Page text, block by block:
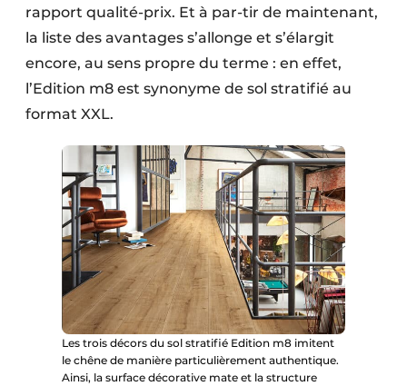
rapport qualité-prix. Et à par-tir de maintenant,
la liste des avantages s’allonge et s’élargit
encore, au sens propre du terme : en effet,
l’Edition m8 est synonyme de sol stratifié au
format XXL.
Les trois décors du sol stratifié Edition m8 imitent
le chêne de manière particulièrement authentique.
Ainsi, la surface décorative mate et la structure